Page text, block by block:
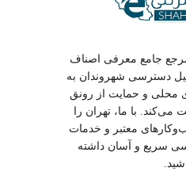
مرجع جامع معرفی اصناف
دسترسی شهروندان به
محلی و حمایت از رونق
می‌کند. با ما، تهران را
معتبر و خدمات
سریع و آسان داشته